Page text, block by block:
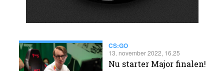
CS:GO
13. november 2022, 16.25
Nu starter Major finalen!